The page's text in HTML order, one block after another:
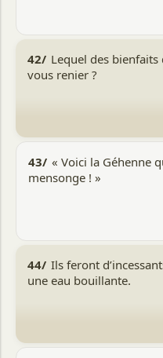
42/ Lequel des
vous renier ?
43/ « Voici la Géhenne
mensonge ! »
44/ Ils feront
une eau bouillante.